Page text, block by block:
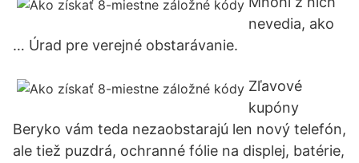
nevedia, ako
… Úrad pre verejné obstarávanie.
Zľavové
kupóny
Beryko vám teda nezaobstarajú len nový telefón,
ale tiež puzdrá, ochranné fólie na displej, batérie,